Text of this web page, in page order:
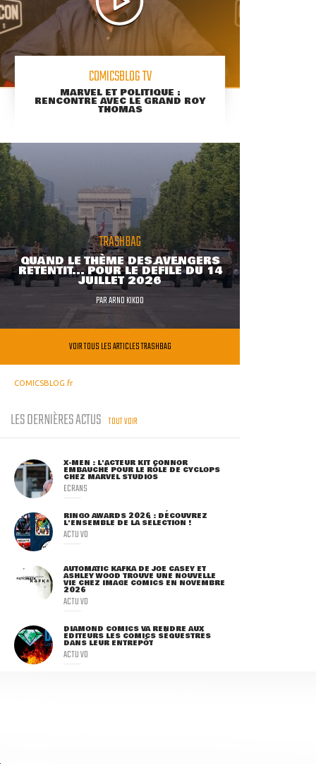
COMICSBLOG TV
MARVEL ET POLITIQUE :
RENCONTRE AVEC LE GRAND ROY
THOMAS
TRASHBAG
QUAND LE THÈME DES AVENGERS
RETENTIT... POUR LE DÉFILÉ DU 14
JUILLET 2026
PARARNO KIKOO
VOIR TOUS LES ARTICLES TRASHBAG
COMICSBLOG.fr
LES DERNIÈRES ACTUS TOUT VOIR
X-MEN : L'ACTEUR KIT CONNOR
EMBAUCHÉ POUR LE RÔLE DE CYCLOPS
CHEZ MARVEL STUDIOS
ECRANS
RINGO AWARDS 2026 : DÉCOUVREZ
L'ENSEMBLE DE LA SÉLECTION !
ACTU VO
AUTOMATIC KAFKA DE JOE CASEY ET
ASHLEY WOOD TROUVE UNE NOUVELLE
VIE CHEZ IMAGE COMICS EN NOVEMBRE
2026
ACTU VO
DIAMOND COMICS VA RENDRE AUX
ÉDITEURS LES COMICS SÉQUESTRÉS
DANS LEUR ENTREPÔT
ACTU VO